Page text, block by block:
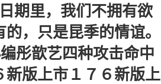
期里，我们不拥有欲
，只是昆季的情谊。
彤歆艺四种攻击命中
版上市１７６新版上